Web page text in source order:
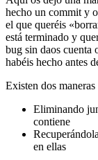
hecho un commit y
el que queréis
está terminado y
bug sin daos cuenta
habéis hecho antes
Existen dos
Eliminando
contiene
en ellas